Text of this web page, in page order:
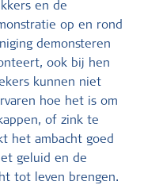
en de
op en rond
demonsteren
ook bij hen
kunnen niet
hoe het is om
of zink te
het ambacht goed
geluid en de
tot leven brengen.